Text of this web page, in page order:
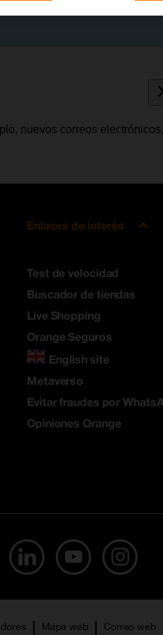
nuevos correos electrónicos,
Enlaces de interés
Test de velocidad
Buscador de tiendas
Live Shopping
Orange Seguros
English site
Metaverso
Evitar fraudes por
Opiniones Orange
Mapa web Correo web